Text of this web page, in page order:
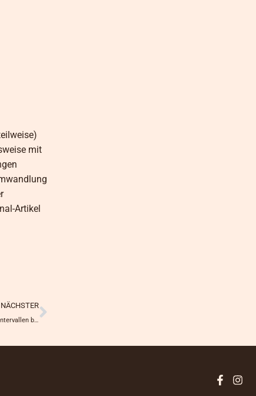
mit
Artikel
NÄCHSTER
In die Semel bis ter Quater (In die Semmel biss der Kater): Von Häufigkeiten und Intervallen bei der Medikamentengabe